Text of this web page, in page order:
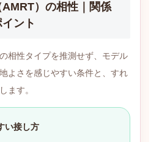
）の相性｜関係
ント
相性タイプを推測せず、モデル
よさを感じやすい条件と、すれ
ます。
い接し方